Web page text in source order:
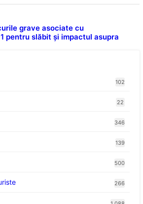
grave asociate cu
pentru slăbit și impactul asupra
102
22
346
139
500
266